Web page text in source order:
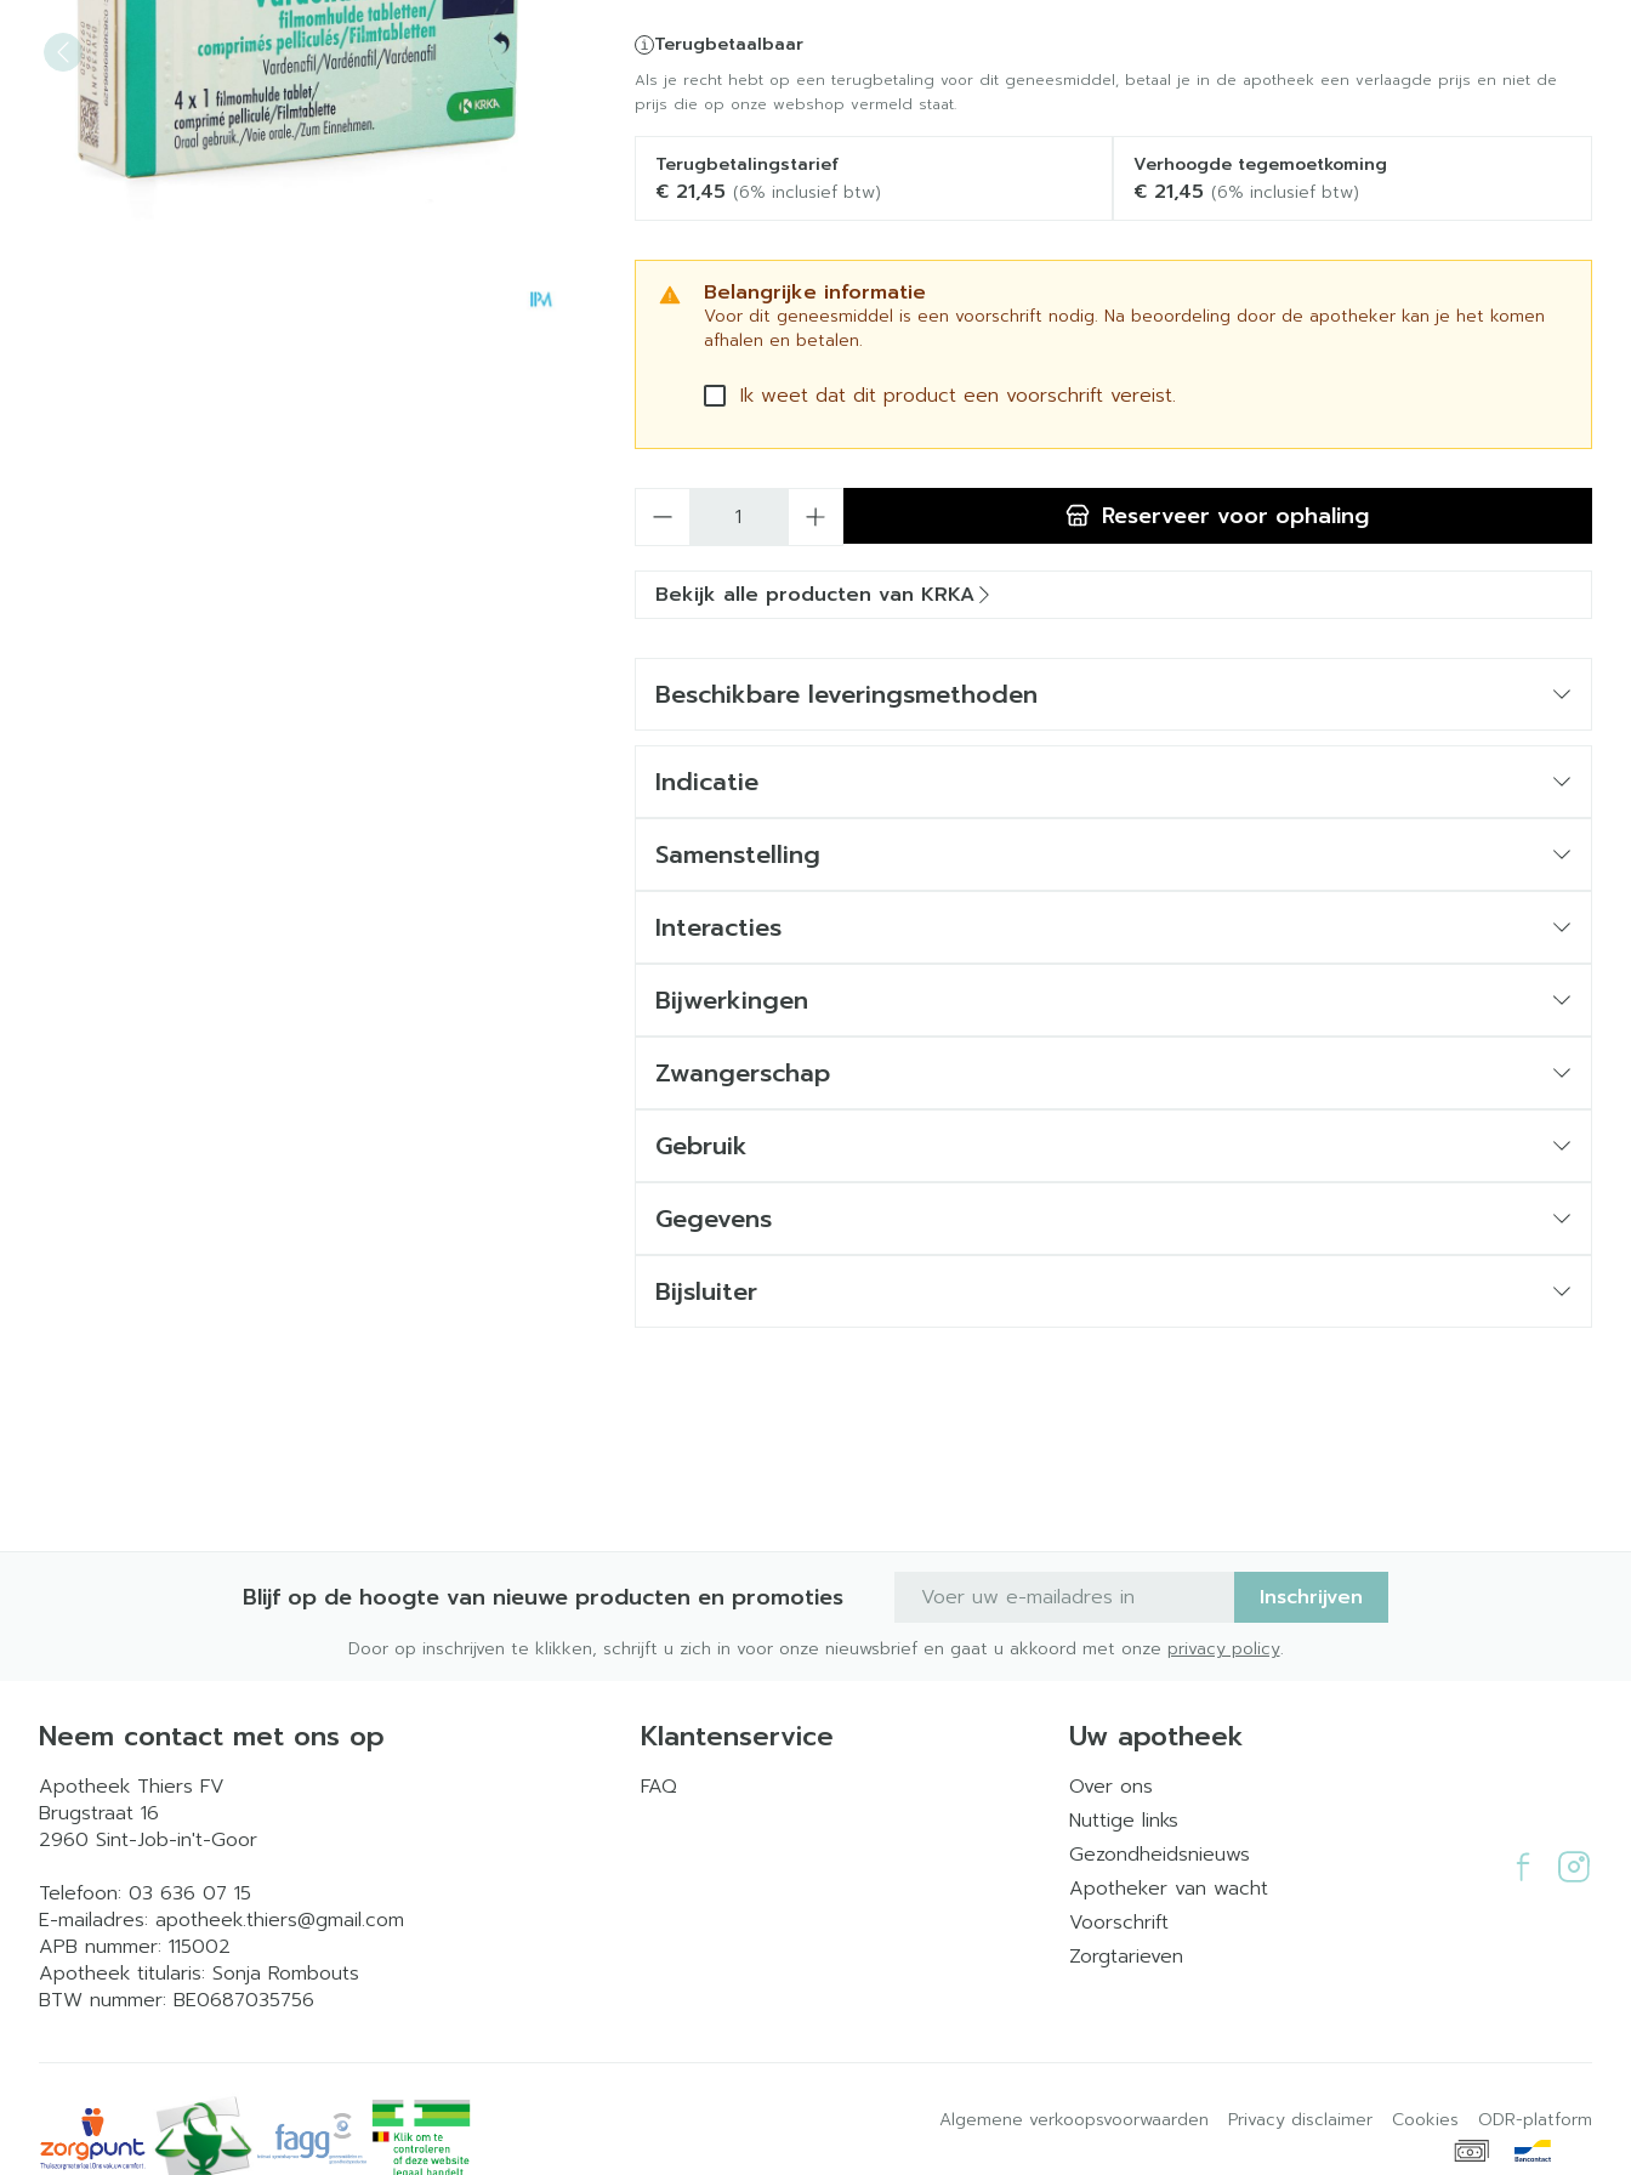
Terugbetaalbaar
Als je recht hebt op een terugbetaling voor dit geneesmiddel, betaal je in de apotheek een verlaagde prijs en niet de
prijs die op onze webshop vermeld staat.
Terugbetalingstarief
€ 21,45 (6% inclusief btw)
Verhoogde tegemoetkoming
€ 21,45 (6% inclusief btw)
Belangrijke informatie
Voor dit geneesmiddel is een voorschrift nodig. Na beoordeling door de apotheker kan je het komen
afhalen en betalen.
Ik weet dat dit product een voorschrift vereist.
Reserveer voor ophaling
Bekijk alle producten van KRKA
Beschikbare leveringsmethoden
Indicatie
Samenstelling
Interacties
Bijwerkingen
Zwangerschap
Gebruik
Gegevens
Bijsluiter
Blijf op de hoogte van nieuwe producten en promoties E-mail adres Inschrijven
Door op inschrijven te klikken, schrijft u zich in voor onze nieuwsbrief en gaat u akkoord met onze privacy policy.
Neem contact met ons op
Apotheek Thiers FV
Brugstraat 16
2960 Sint-Job-in't-Goor
Telefoon: 03 636 07 15
E-mailadres: apotheek.thiers@gmail.com
APB nummer: 115002
Apotheek titularis: Sonja Rombouts
BTW nummer: BE0687035756
Klantenservice
FAQ
Uw apotheek
Over ons
Nuttige links
Gezondheidsnieuws
Apotheker van wacht
Voorschrift
Zorgtarieven
Algemene verkoopsvoorwaarden Privacy disclaimer Cookies ODR-platform